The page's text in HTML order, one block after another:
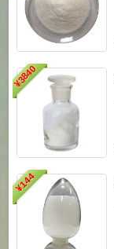
¥
3840
¥
144